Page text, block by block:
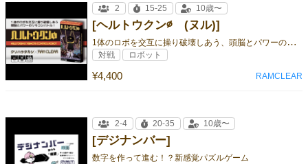
[ヘルトウクン∅ (ヌル)]
1
体のロボを交互に操り破壊しあう、頭脳とパワーのリモコン推理バトル！
¥4,400
2
15-25 10歳〜
対戦 ロボット
RAMCLEAR
[デジナンバー]
数字を作って進む！？新感覚パズルゲーム
2-4 20-35 10歳〜